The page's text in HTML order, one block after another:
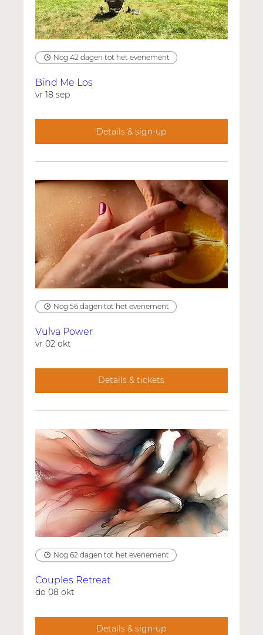
Nog 42 dagen tot het evenement
Bind Me Los
vr 18 sep
Details & sign-up
Nog 56 dagen tot het evenement
Vulva Power
vr 02 okt
Details & tickets
Nog 62 dagen tot het evenement
Couples Retreat
do 08 okt
Details & sign-up